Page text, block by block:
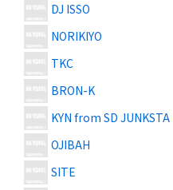
DJ ISSO
NORIKIYO
TKC
BRON-K
KYN from SD JUNKSTA
OJIBAH
SITE